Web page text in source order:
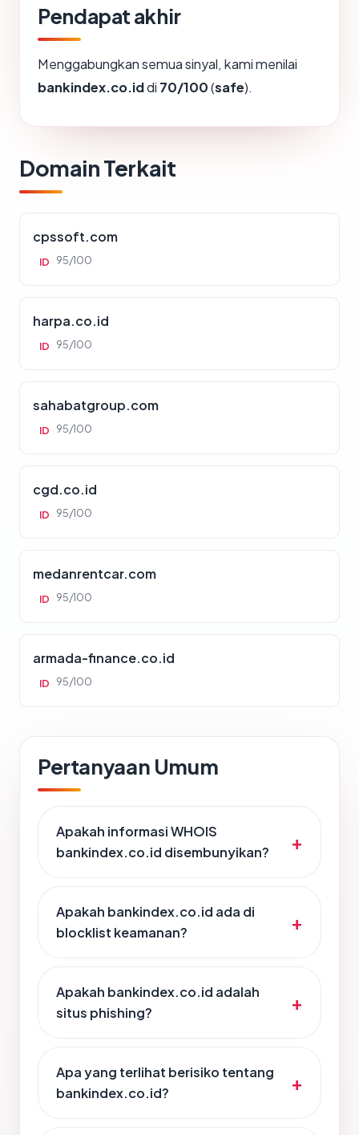
Pendapat akhir
Menggabungkan semua sinyal, kami menilai
bankindex.co.iddi 70/100(safe).
Domain Terkait
cpssoft.com
ID 95/100
harpa.co.id
ID 95/100
sahabatgroup.com
ID 95/100
cgd.co.id
ID 95/100
medanrentcar.com
ID 95/100
armada-finance.co.id
ID 95/100
Pertanyaan Umum
Apakah informasi WHOIS
bankindex.co.id disembunyikan?
Apakah bankindex.co.id ada di
blocklist keamanan?
Apakah bankindex.co.id adalah
situs phishing?
Apa yang terlihat berisiko tentang
bankindex.co.id?